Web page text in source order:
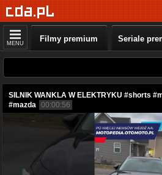
MENU Filmy premium Seriale
SILNIK WANKLA W ELEKTRYKU #shorts
#mazda 00:00:56